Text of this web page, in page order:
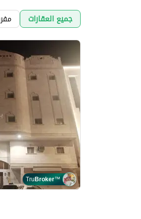
جميع العقارات
TruBroker™